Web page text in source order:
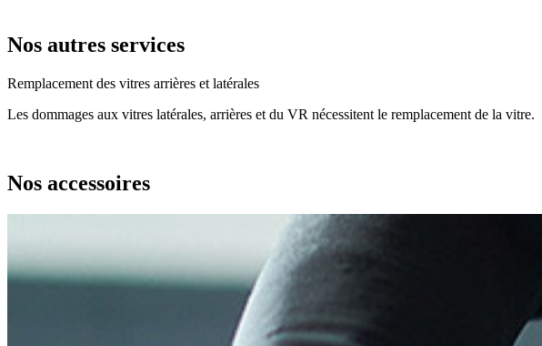
Nos autres services
Remplacement des vitres arrières et latérales
Les dommages aux vitres latérales, arrières et du VR nécessitent le remplacement de la vitre.
Nos accessoires